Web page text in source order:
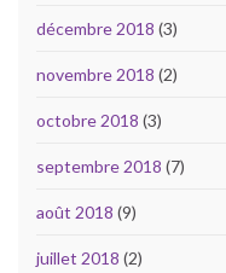
décembre 2018 (3)
novembre 2018 (2)
octobre 2018 (3)
septembre 2018 (7)
août 2018 (9)
juillet 2018 (2)